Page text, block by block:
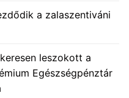
a zalaszentiváni
leszokott a
Egészségpénztár